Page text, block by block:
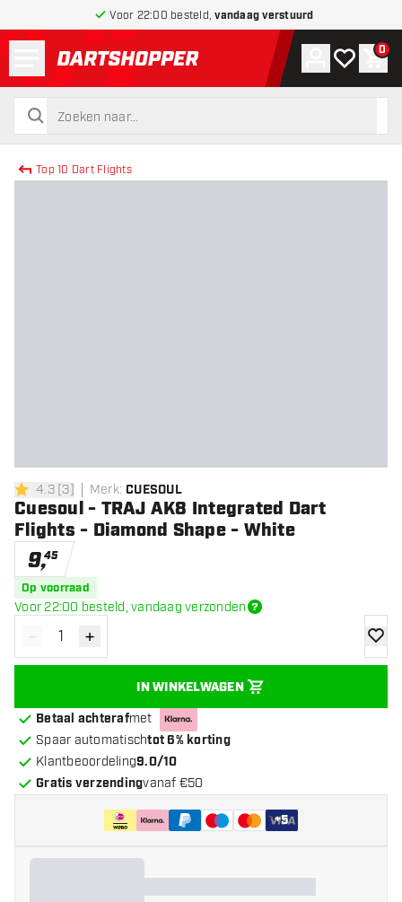
Voor 22:00 besteld,vandaag verstuurd
terug naar home pagina
zoeken
zoeken
Account
Mijn 0
Top 10 Dart Flights
4.3 score sterren
4.3[3] Merk: CUESOUL
Cuesoul - TRAJ AK8 Integrated Dart
Flights - Diamond Shape - White
9,45
Op voorraad
Voor 22:00 besteld, vandaag verzonden
Verminder hoeveelheid
- Verhoog hoeveelheid
+
IN WINKELWAGEN
Betaal achterafmet
Spaar automatischtot 6% korting
Klantbeoordeling9.0/10
Gratis verzendingvanaf €50
+5